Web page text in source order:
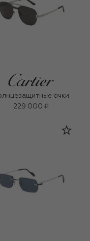
очки
229 000 ₽